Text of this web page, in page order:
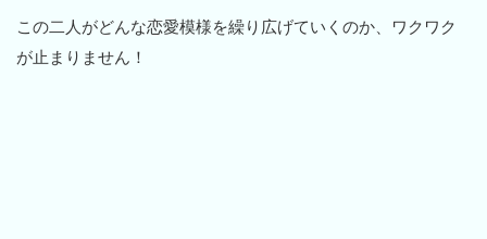
この二人がどんな恋愛模様を繰り広げていくのか、ワクワク
が止まりません！